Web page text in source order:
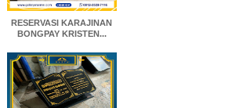
RESERVASI KARAJINAN
BONGPAY KRISTEN...